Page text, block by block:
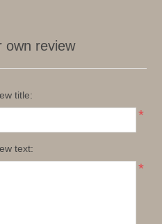
own review
title:
*
text:
*